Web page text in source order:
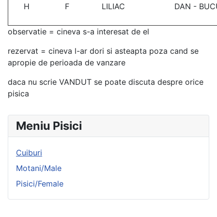
Meniu Pisici
Cuiburi
Motani/Male
Pisici/Female
H F LILIAC DAN -
observatie = cineva s-a interesat de el
rezervat = cineva l-ar dori si asteapta poza cand se
apropie de perioada de vanzare
daca nu scrie VANDUT se poate discuta despre orice
pisica